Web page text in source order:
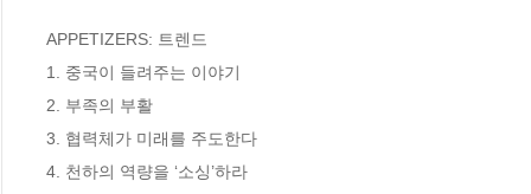
APPETIZERS: 트렌드
1. 중국이 들려주는 이야기
2. 부족의 부활
3. 협력체가 미래를 주도한다
4. 천하의 역량을 ‘소싱’하라